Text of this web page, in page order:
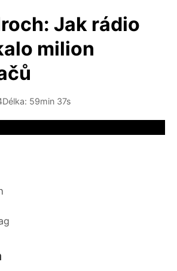
Jak rádio
milion
Délka: 59min 37s